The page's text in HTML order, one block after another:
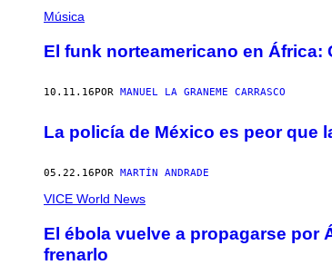
Música
El funk norteamericano en África:
10.11.16POR MANUEL LA GRANEME CARRASCO
La policía de México es peor que
05.22.16 POR MARTÍN ANDRADE
VICE World News
El ébola vuelve a propagarse por
frenarlo